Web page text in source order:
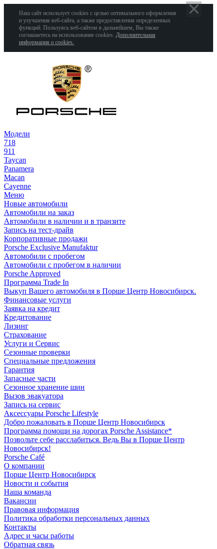
Наш сайт использует cookies с целью оптимального оформления
и улучшения веб-сайта, а также предоставления определенных
функций. Пользуясь веб-сайтом в дальнейшем, Вы также
соглашаетесь на использование cookies. Дополнительная
информация о cookies.
Модели
718
911
Taycan
Panamera
Macan
Cayenne
Меню
Новые автомобили
Автомобили на заказ
Автомобили в наличии и в транзите
Запись на тест-драйв
Корпоративные продажи
Porsche Exclusive Manufaktur
Автомобили с пробегом
Автомобили с пробегом в наличии
Porsche Approved
Программа Trade In
Выкуп Вашего автомобиля в Порше Центр Новосибирск.
Финансовые услуги
Заявка на кредит
Кредитование
Лизинг
Страхование
Услуги и Сервис
Сезонные проверки
Специальные предложения
Гарантия
Запасные части
Сезонное хранение шин
Вызов эвакуатора
Запись на сервис
Аксессуары Porsche Lifestyle
Добро пожаловать в Порше Центр Новосибирск
Программа помощи на дорогах Porsche Assistance*
Позвольте себе расслабиться. Ведь Вы в Порше Центр
Новосибирск!
Porsche Café
О компании
Порше Центр Новосибирск
Новости и события
Наша команда
Вакансии
Правовая информация
Политика обработки персональных данных
Контакты
Адрес и часы работы
Обратная связь